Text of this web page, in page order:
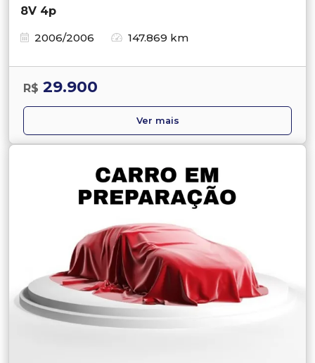
8V 4p
2006/2006
147.869 km
R$ 29.900
Ver mais